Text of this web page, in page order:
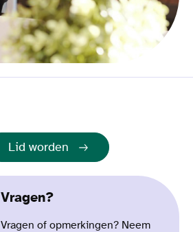
Lid worden
Vragen?
Vragen of opmerkingen? Neem